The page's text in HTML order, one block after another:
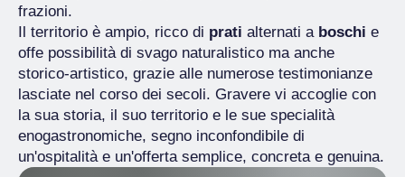
frazioni.
Il territorio è ampio, ricco di prati alternati a boschi e
offe possibilità di svago naturalistico ma anche
storico-artistico, grazie alle numerose testimonianze
lasciate nel corso dei secoli. Gravere vi accoglie con
la sua storia, il suo territorio e le sue specialità
enogastronomiche, segno inconfondibile di
un'ospitalità e un'offerta semplice, concreta e genuina.